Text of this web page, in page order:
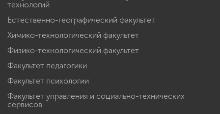
технологий
Естественно-географический факультет
Химико-технологический факультет
Физико-технологический факультет
Факультет педагогики
Факультет психологии
Факультет управления и социально-технических
сервисов